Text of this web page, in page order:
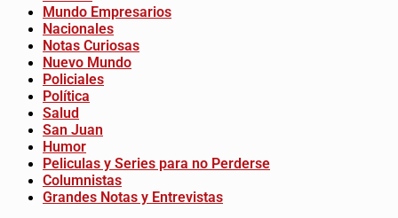
Mundo Empresarios
Nacionales
Notas Curiosas
Nuevo Mundo
Policiales
Política
Salud
San Juan
Humor
Peliculas y Series para no Perderse
Columnistas
Grandes Notas y Entrevistas